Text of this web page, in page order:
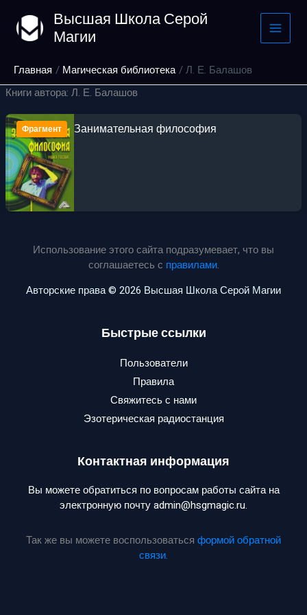
содержимому
Высшая Школа Серой
Магии
Главная Магическая библиотека
Л. Е. Балашов
Книги автора: Л. Е. Балашов
Фрагмент Занимательная философия
Использование этого сайта подразумевает, что вы
соглашаетесь с правилами.
Авторские права © 2026 Высшая Школа Серой Магии
Быстрые ссылки
Пользователи
Правила
Свяжитесь с нами
Эзотерическая радиостанция
Контактная информация
Вы можете обратиться по вопросам работы сайта на
электронную почту admin@hsgmagic.ru.
Так же вы можете воспользоваться формой обратной
связи.